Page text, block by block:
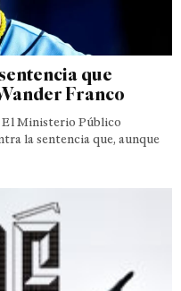
que
Franco
Ministerio Público
la sentencia que, aunque